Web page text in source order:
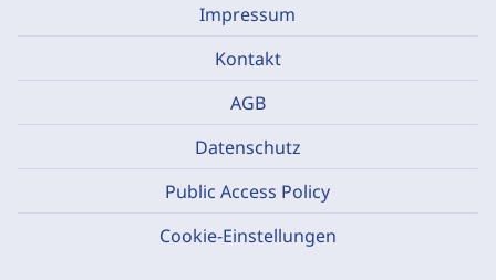
Impressum
Kontakt
AGB
Datenschutz
Public Access Policy
Cookie-Einstellungen